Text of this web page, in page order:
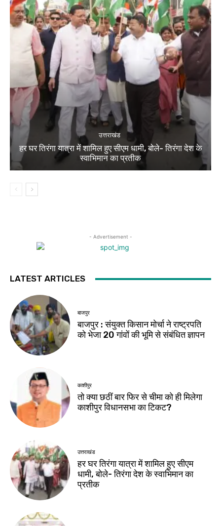
उत्तराखंड
हर घर तिरंगा यात्रा में शामिल हुए सीएम धामी, बोले- तिरंगा देश के
स्वाभिमान का प्रतीक
- Advertisement -
LATEST ARTICLES
बाजपुर
बाजपुर : संयुक्त किसान मोर्चा ने राष्ट्रपति
को भेजा 20 गांवों की भूमि से संबंधित ज्ञापन
काशीपुर
तो क्या छठीं बार फिर से चीमा को ही मिलेगा
काशीपुर विधानसभा का टिकट?
उत्तराखंड
हर घर तिरंगा यात्रा में शामिल हुए सीएम
धामी, बोले- तिरंगा देश के स्वाभिमान का
प्रतीक